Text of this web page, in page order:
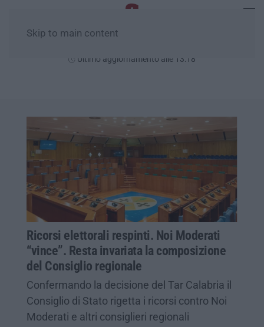
Skip to main content
Ultimo aggiornamento alle 13:18
Ricorsi elettorali respinti. Noi Moderati
“vince”. Resta invariata la composizione
del Consiglio regionale
Confermando la decisione del Tar Calabria il
Consiglio di Stato rigetta i ricorsi contro Noi
Moderati e altri consiglieri regionali